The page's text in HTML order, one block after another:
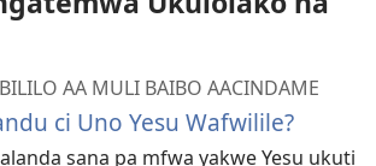
AA MULI BAIBO AACINDAME
ci Uno Yesu Wafwilile?
sana pa mfwa yakwe Yesu ukuti